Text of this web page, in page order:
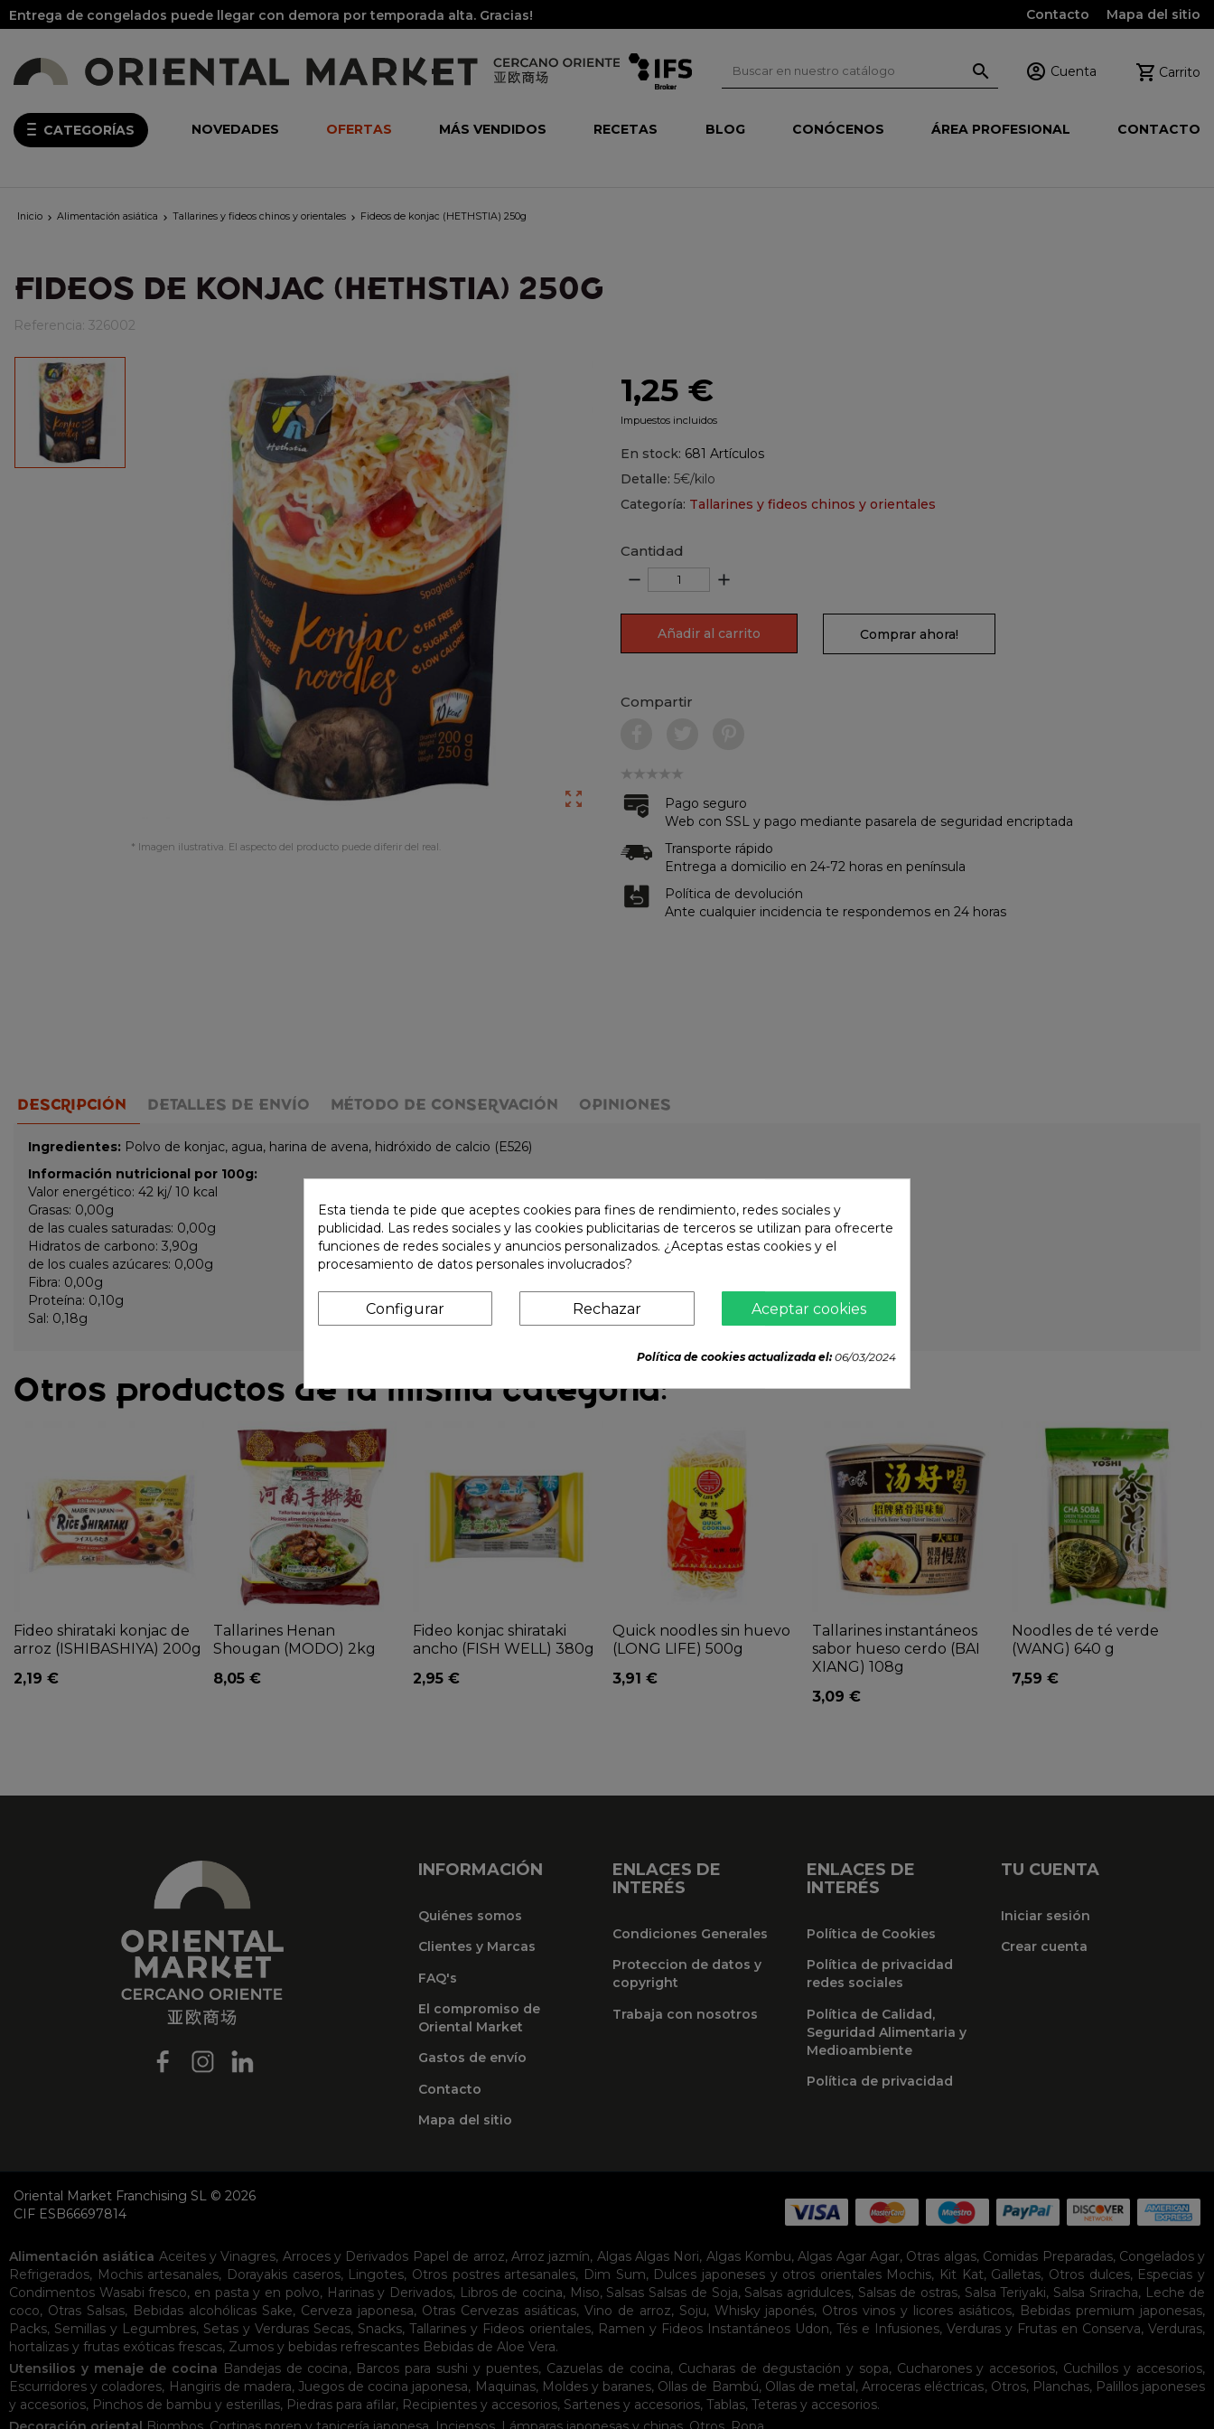
Entrega de congelados puede llegar con demora por temporada alta. Gracias! Contacto Mapa del sitio
  Cuenta  Carrito
CATEGORÍAS NOVEDADES OFERTAS MÁS VENDIDOS RECETAS BLOG CONÓCENOS ÁREA PROFESIONAL CONTACTO
Inicio  Alimentación asiática  Tallarines y fideos chinos y orientales  Fideos de konjac (HETHSTIA) 250g
FIDEOS DE KONJAC (HETHSTIA) 250G
Referencia: 326002

* Imagen ilustrativa. El aspecto del producto puede diferir del real.
1,25 €
Impuestos incluidos
En stock: 681 Artículos
Detalle: 5€/kilo
Categoría: Tallarines y fideos chinos y orientales
Cantidad
remove add
Añadir al carrito Comprar ahora!
Compartir
Pago seguro
Web con SSL y pago mediante pasarela de seguridad encriptada
Transporte rápido
Entrega a domicilio en 24-72 horas en península
Política de devolución
Ante cualquier incidencia te respondemos en 24 horas
DESCRIPCIÓN DETALLES DE ENVÍO MÉTODO DE CONSERVACIÓN OPINIONES
Ingredientes: Polvo de konjac, agua, harina de avena, hidróxido de calcio (E526)
Información nutricional por 100g:
Valor energético: 42 kj/ 10 kcal
Grasas: 0,00g
de las cuales saturadas: 0,00g
Hidratos de carbono: 3,90g
de los cuales azúcares: 0,00g
Fibra: 0,00g
Proteína: 0,10g
Sal: 0,18g
Otros productos de la misma categoría:
Fideo shirataki konjac de
arroz (ISHIBASHIYA) 200g
2,19 €
Tallarines Henan
Shougan (MODO) 2kg
8,05 €
Fideo konjac shirataki
ancho (FISH WELL) 380g
2,95 €
Quick noodles sin huevo
(LONG LIFE) 500g
3,91 €
Tallarines instantáneos
sabor hueso cerdo (BAI
XIANG) 108g
3,09 €
Noodles de té verde
(WANG) 640 g
7,59 €
INFORMACIÓN
Quiénes somos
Clientes y Marcas
FAQ's
El compromiso de
Oriental Market
Gastos de envío
Contacto
Mapa del sitio
ENLACES DE
INTERÉS
Condiciones Generales
Proteccion de datos y
copyright
Trabaja con nosotros
ENLACES DE
INTERÉS
Política de Cookies
Política de privacidad
redes sociales
Política de Calidad,
Seguridad Alimentaria y
Medioambiente
Política de privacidad
TU CUENTA
Iniciar sesión
Crear cuenta
Oriental Market Franchising SL © 2026
CIF ESB66697814
Alimentación asiática Aceites y Vinagres, Arroces y Derivados Papel de arroz, Arroz jazmín, Algas Algas Nori, Algas Kombu,Algas Agar Agar, Otras algas, Comidas Preparadas, Congelados y
Refrigerados, Mochis artesanales, Dorayakis caseros, Lingotes, Otros postres artesanales, Dim Sum, Dulces japoneses y otros orientales Mochis, Kit Kat, Galletas, Otros dulces, Especias y
Condimentos Wasabi fresco, en pasta y en polvo, Harinas y Derivados, Libros de cocina, Miso, Salsas Salsas de Soja, Salsas agridulces, Salsas de ostras, Salsa Teriyaki, Salsa Sriracha, Leche de
coco, Otras Salsas, Bebidas alcohólicas Sake, Cerveza japonesa, Otras Cervezas asiáticas, Vino de arroz, Soju, Whisky japonés, Otros vinos y licores asiáticos, Bebidas premium japonesas,
Packs, Semillas y Legumbres, Setas y Verduras Secas, Snacks,Tallarines y Fideos orientales, Ramen y Fideos Instantáneos Udon, Tés e Infusiones, Verduras y Frutas en Conserva,Verduras,
hortalizas y frutas exóticas frescas, Zumos y bebidas refrescantes Bebidas de Aloe Vera.
Utensilios y menaje de cocina Bandejas de cocina, Barcos para sushi y puentes, Cazuelas de cocina, Cucharas de degustación y sopa, Cucharones y accesorios, Cuchillos y accesorios,
Escurridores y coladores, Hangiris de madera, Juegos de cocina japonesa, Maquinas, Moldes y baranes, Ollas de Bambú, Ollas de metal,Arroceras eléctricas, Otros, Planchas, Palillos japoneses
y accesorios, Pinchos de bambu y esterillas, Piedras para afilar, Recipientes y accesorios, Sartenes y accesorios, Tablas, Teteras y accesorios.
Esta tienda te pide que aceptes cookies para fines de rendimiento, redes sociales y
publicidad. Las redes sociales y las cookies publicitarias de terceros se utilizan para ofrecerte
funciones de redes sociales y anuncios personalizados. ¿Aceptas estas cookies y el
procesamiento de datos personales involucrados?
Aceptar cookies
Rechazar
Configurar
Política de cookies actualizada el:06/03/2024